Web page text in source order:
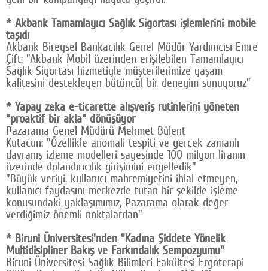
* Akbank Tamamlayıcı Sağlık Sigortası işlemlerini mobile
taşıdı
Akbank Bireysel Bankacılık Genel Müdür Yardımcısı Emre
Çift: "Akbank Mobil üzerinden erişilebilen Tamamlayıcı
Sağlık Sigortası hizmetiyle müşterilerimize yaşam
kalitesini destekleyen bütüncül bir deneyim sunuyoruz"
* Yapay zeka e-ticarette alışveriş rutinlerini yöneten
"proaktif bir akla" dönüşüyor
Pazarama Genel Müdürü Mehmet Bülent
Kutacun: "Özellikle anomali tespiti ve gerçek zamanlı
davranış izleme modelleri sayesinde 100 milyon liranın
üzerinde dolandırıcılık girişimini engelledik"
"Büyük veriyi, kullanıcı mahremiyetini ihlal etmeyen,
kullanıcı faydasını merkezde tutan bir şekilde işleme
konusundaki yaklaşımımız, Pazarama olarak değer
verdiğimiz önemli noktalardan"
* Biruni Üniversitesi'nden "Kadına Şiddete Yönelik
Multidisipliner Bakış ve Farkındalık Sempozyumu"
Biruni Üniversitesi Sağlık Bilimleri Fakültesi Ergoterapi